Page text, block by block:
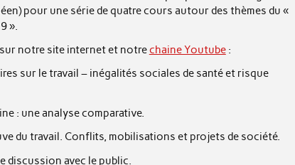
pour une série de quatre cours autour des thèmes du «
».
notre site internet et notrechaine Youtube:
sur le travail – inégalités sociales de santé et risque
: une analyse comparative.
du travail. Conflits, mobilisations et projets de société.
discussion avec le public.